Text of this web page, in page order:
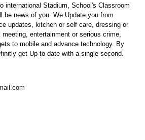
international Stadium, School's Classroom
be news of you. We Update you from
updates, kitchen or self care, dressing or
entertainment or serious crime,
to mobile and advance technology. By
get Up-to-date with a single second.